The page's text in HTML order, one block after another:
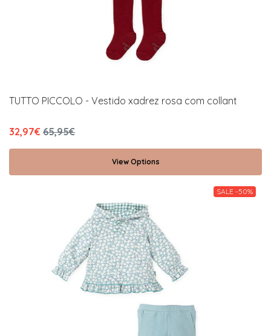
TUTTO PICCOLO - Vestido xadrez rosa com collant
32,97€ 65,95€
View Options
SALE -50%